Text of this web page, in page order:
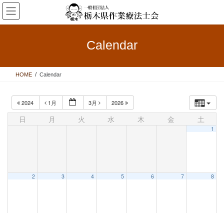
コ
ン
テ
ス
ナ
ビ
ゲ
ン
Calendar
HOME Calendar
2024 1月 3月 2026
日 月 火 水 木 金 土
1
2 3 4 5 6 7 8